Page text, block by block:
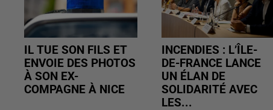
IL TUE SON FILS ET
ENVOIE DES PHOTOS
À SON EX-
COMPAGNE À NICE
INCENDIES : L’ÎLE-
DE-FRANCE LANCE
UN ÉLAN DE
SOLIDARITÉ AVEC
LES...